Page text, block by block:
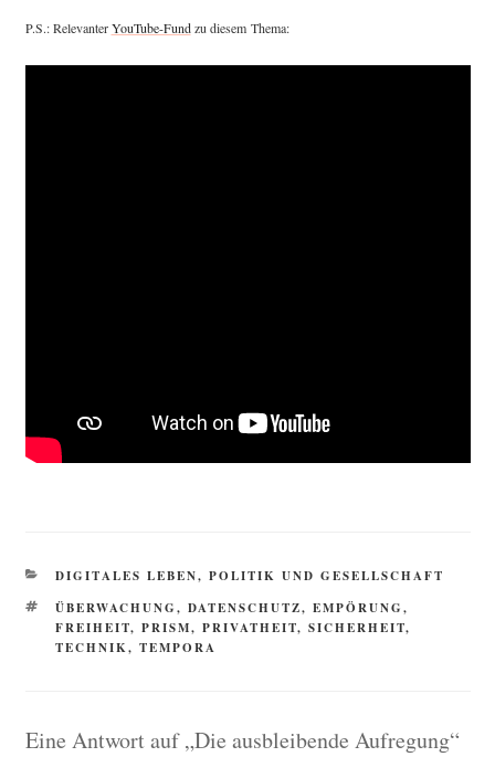
P.S.: Rele­van­terYou­Tube-Fundzu die­sem Thema:
KATEGORIEN
DIGITALES LEBEN, POLITIK UND GESELLSCHAFT
SCHLAGWÖRTER
ÜBERWACHUNG, DATENSCHUTZ, EMPÖRUNG,
FREIHEIT, PRISM, PRIVATHEIT, SICHERHEIT,
TECHNIK, TEMPORA
Eine Antwort auf „Die ausbleibende Aufregung“